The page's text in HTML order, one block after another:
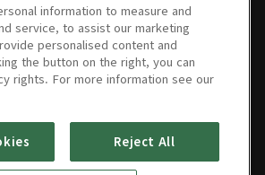
38회 37회 36회 35회
information to measure and
service, to assist our marketing
personalised content and
the button on the right, you can
rights. For more information see our
Reject All